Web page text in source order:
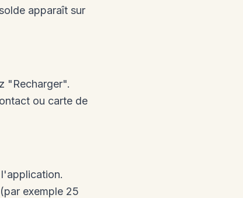
apparaît sur
"Recharger".
ou carte de
exemple 25